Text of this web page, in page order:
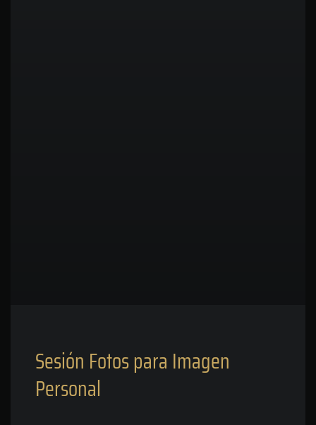
Sesión Fotos para Imagen
Personal